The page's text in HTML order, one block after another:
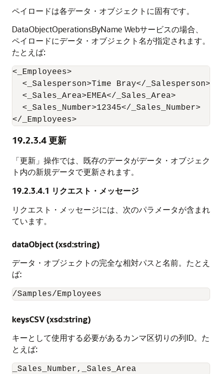
ペイロードは各データ・オブジェクトに固有です。
DataObjectOperationsByName Webサービスの場合、
ペイロードにデータ・オブジェクト名が指定されます。
たとえば:
<_Employees>
<_Salesperson>Time Bray</_Salesperson>
<_Sales_Area>EMEA</_Sales_Area>
<_Sales_Number>12345</_Sales_Number>
</_Employees>
19.2.3.4更新
「更新」操作では、既存のデータがデータ・オブジェク
ト内の新規データで更新されます。
19.2.3.4.1 リクエスト・メッセージ
リクエスト・メッセージには、次のパラメータが含まれ
ています。
dataObject (xsd:string)
データ・オブジェクトの完全な相対パスと名前。たとえ
ば:
/Samples/Employees
keysCSV (xsd:string)
キーとして使用する必要があるカンマ区切りの列ID。た
とえば:
_Sales_Number,_Sales_Area